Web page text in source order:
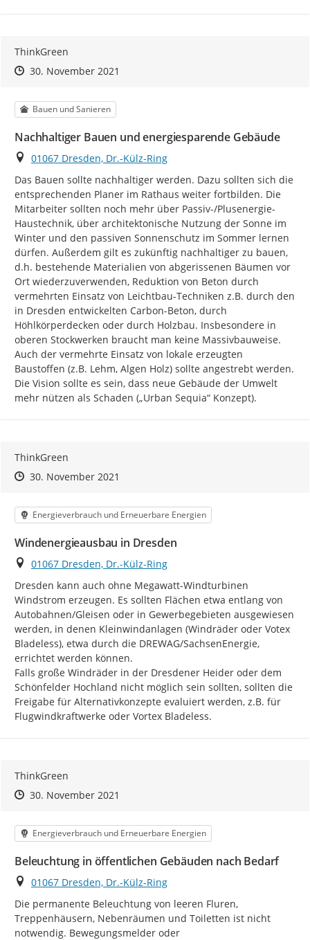
ThinkGreen
Zeitpunkt des Erstellens
Zeitpunkt des Erstellens
30. November 2021
Kategorie
Bauen und Sanieren
Nachhaltiger Bauen und energiesparende Gebäude
Ort
01067 Dresden, Dr.-Külz-Ring
Das Bauen sollte nachhaltiger werden. Dazu sollten sich die
entsprechenden Planer im Rathaus weiter fortbilden. Die
Mitarbeiter sollten noch mehr über Passiv-/Plusenergie-
Haustechnik, über architektonische Nutzung der Sonne im
Winter und den passiven Sonnenschutz im Sommer lernen
dürfen. Außerdem gilt es zukünftig nachhaltiger zu bauen,
d.h. bestehende Materialien von abgerissenen Bäumen vor
Ort wiederzuverwenden, Reduktion von Beton durch
vermehrten Einsatz von Leichtbau-Techniken z.B. durch den
in Dresden entwickelten Carbon-Beton, durch
Höhlkörperdecken oder durch Holzbau. Insbesondere in
oberen Stockwerken braucht man keine Massivbauweise.
Auch der vermehrte Einsatz von lokale erzeugten
Baustoffen (z.B. Lehm, Algen Holz) sollte angestrebt werden.
Die Vision sollte es sein, dass neue Gebäude der Umwelt
mehr nützen als Schaden („Urban Sequia“ Konzept).
ThinkGreen
Zeitpunkt des Erstellens
Zeitpunkt des Erstellens
30. November 2021
Kategorie
Energieverbrauch und Erneuerbare Energien
Windenergieausbau in Dresden
Ort
01067 Dresden, Dr.-Külz-Ring
Dresden kann auch ohne Megawatt-Windturbinen
Windstrom erzeugen. Es sollten Flächen etwa entlang von
Autobahnen/Gleisen oder in Gewerbegebieten ausgewiesen
werden, in denen Kleinwindanlagen (Windräder oder Votex
Bladeless), etwa durch die DREWAG/SachsenEnergie,
errichtet werden können.
Falls große Windräder in der Dresdener Heider oder dem
Schönfelder Hochland nicht möglich sein sollten, sollten die
Freigabe für Alternativkonzepte evaluiert werden, z.B. für
Flugwindkraftwerke oder Vortex Bladeless.
ThinkGreen
Zeitpunkt des Erstellens
Zeitpunkt des Erstellens
30. November 2021
Kategorie
Energieverbrauch und Erneuerbare Energien
Beleuchtung in öffentlichen Gebäuden nach Bedarf
Ort
01067 Dresden, Dr.-Külz-Ring
Die permanente Beleuchtung von leeren Fluren,
Treppenhäusern, Nebenräumen und Toiletten ist nicht
notwendig. Bewegungsmelder oder